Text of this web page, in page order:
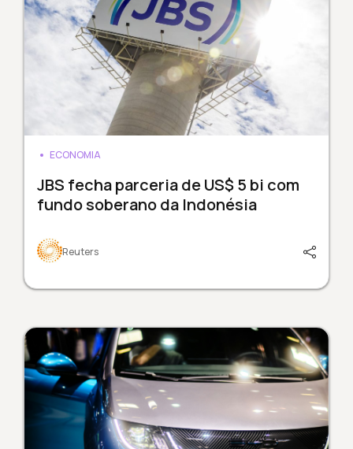
ECONOMIA
JBS fecha parceria de US$ 5 bi com
fundo soberano da Indonésia
Reuters